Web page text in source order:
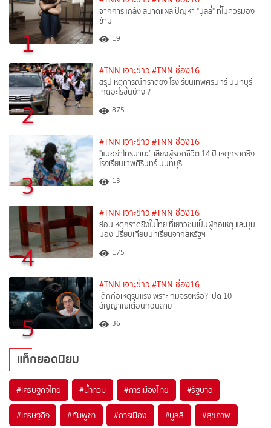
1
จากการแกล้ง สู่บาดแผล ปัญหา "บูลลี่" ที่ไม่ควรมอง
ข้าม
19
2
#TNN เจาะข่าว #TNN ช่อง16
สรุปเหตุการณ์กราดยิง โรงเรียนเทพศิรินทร์ นนทบุรี
เกิดอะไรขึ้นบ้าง ?
875
3
#TNN เจาะข่าว #TNN ช่อง16
"แม่อย่าโทรมานะ” เสียงผู้รอดชีวิต 14 ปี เหตุกราดยิง
โรงเรียนเทพศิรินทร์ นนทบุรี
13
4
#TNN เจาะข่าว #TNN ช่อง16
ย้อนเหตุกราดยิงในไทย ที่เยาวชนเป็นผู้ก่อเหตุ และมุม
มองเปรียบเทียบบทเรียนจากสหรัฐฯ
175
5
#TNN เจาะข่าว #TNN ช่อง16
เด็กก่อเหตุรุนแรงเพราะเกมจริงหรือ? เปิด 10
สัญญาณเตือนก่อนสาย
36
แท็กยอดนิยม
#เศรษฐกิจไทย #น้ำท่วม #การเมืองไทย #รัฐบาล
#เศรษฐกิจ #กัมพูชา #การเมือง #บูลลี่ #สุขภาพ